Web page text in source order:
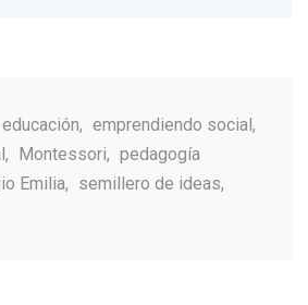
educación, emprendiendo social,
, Montessori, pedagogía
Emilia, semillero de ideas,